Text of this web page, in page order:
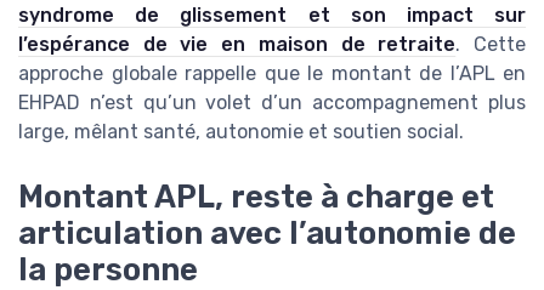
syndrome de glissement et son impact sur
l’espérance de vie en maison de retraite. Cette
approche globale rappelle que le montant de l’APL en
EHPAD n’est qu’un volet d’un accompagnement plus
large, mêlant santé, autonomie et soutien social.
Montant APL, reste à charge et
articulation avec l’autonomie de
la personne